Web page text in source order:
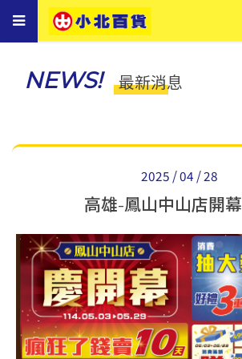
Toggle
navigation
NEWS! 最新消息
2025 / 04 / 28
高雄-鳳山中山店開幕